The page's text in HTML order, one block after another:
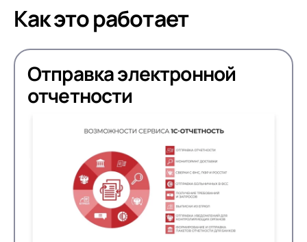
Как это работает
Отправка электронной
отчетности